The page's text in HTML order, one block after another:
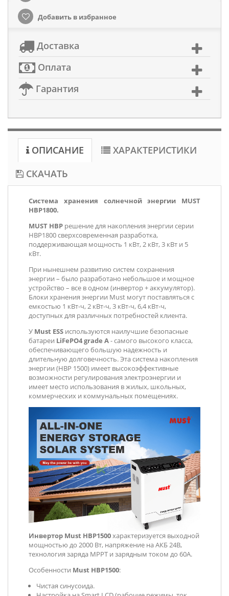
Добавить в избранное
Доставка
Оплата
Гарантия
ОПИСАНИЕ
ХАРАКТЕРИСТИКИ
СКАЧАТЬ
Система хранения солнечной энергии MUST
HBP1800.
MUST HBP решение для накопления энергии серии
HBP1800 сверхсовременная разработка,
поддерживающая мощность 1 кВт, 2 кВт, 3 кВт и 5
кВт.
При нынешнем развитию систем сохранения
энергии – было разработано небольшое и мощное
устройство – все в одном (инвертор + аккумулятор).
Блоки хранения энергии Must могут поставляться с
емкостью 1 кВт-ч, 2 кВт-ч, 3 кВт-ч, 6,4 кВт-ч,
доступных для различных потребностей клиента.
У Must ESS используются наилучшие безопасные
батареи LiFePO4 grade A- самого высокого класса,
обеспечивающего большую надежность и
длительную долговечность. Эта система накопления
энергии (HBP 1500) имеет высокоэффективные
возможности регулирования электроэнергии и
имеет место использования в жилых, школьных,
коммерческих и коммунальных помещениях.
Инвертор Must HBP1500характеризуется выходной
мощностью до 2000 Вт, напряжение на АКБ 24В,
технология заряда MPPT и зарядным током до 60А.
Особенности Must HBP1500:
Чистая синусоида.